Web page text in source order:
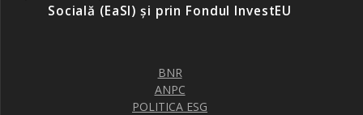
Socială (EaSI) și prin Fondul InvestEU
BNR
ANPC
POLITICA ESG